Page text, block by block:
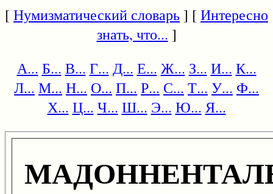
[Нумизматический словарь] [Интересно
знать, что... ]
А... Б... В... Г... Д... Е... Ж... З... И... К...
Л... М... Н... О... П... Р... С... Т... У... Ф...
Х... Ц... Ч... Ш... Э... Ю... Я...